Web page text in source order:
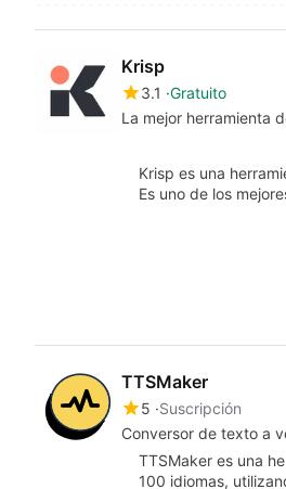
Krisp
3.1 Gratuito
La mejor herramienta
Krisp es una
Es uno de los
TTSMaker
5 Suscripción
Conversor de texto a
TTSMaker es una
100 idiomas,